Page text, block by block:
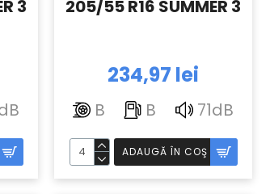
3 205/55 R16 SUMMER 3
234,97 lei
B B 71dB
ADAUGĂ ÎN COŞ